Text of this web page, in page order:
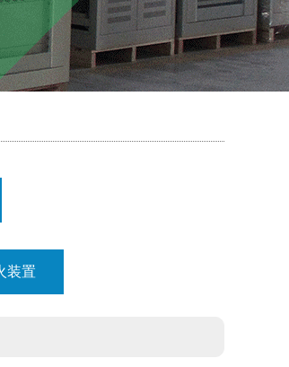
装置